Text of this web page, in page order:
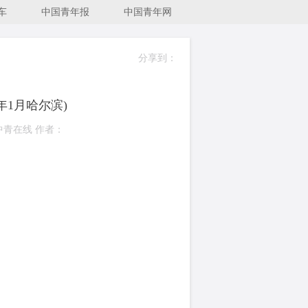
中国青年报 中国青年网
分享到：
1月哈尔滨)
在线 作者：